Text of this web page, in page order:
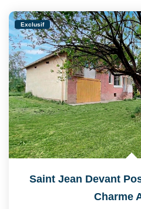
Exclusif
Saint Jean Devant
Charme